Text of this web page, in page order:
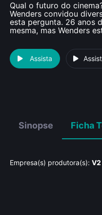
Qual o futuro do
Wenders convidou
esta pergunta. 26 anos
mesma, mas Wenders
Assista
Sinopse Ficha
Empresa(s) produtora(s):